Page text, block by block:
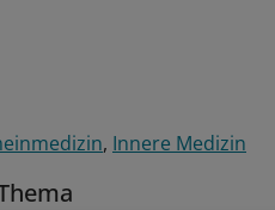
Innere Medizin